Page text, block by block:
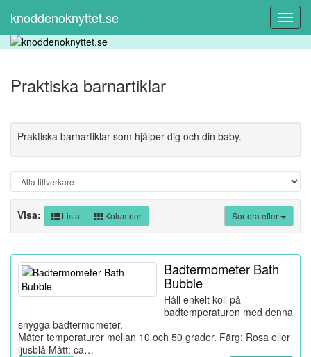
knoddenoknyttet.se
Praktiska barnartiklar
Praktiska barnartiklar som hjälper dig och din baby.
Sortera efter
Visa: Lista Kolumner
Badtermometer Bath
Bubble
Håll enkelt koll på
badtemperaturen med denna
snygga badtermometer.
Mäter temperaturer mellan 10 och 50 grader. Färg: Rosa eller
ljusblå Mått: ca…